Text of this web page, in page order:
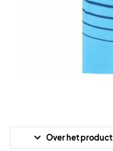
Over het product